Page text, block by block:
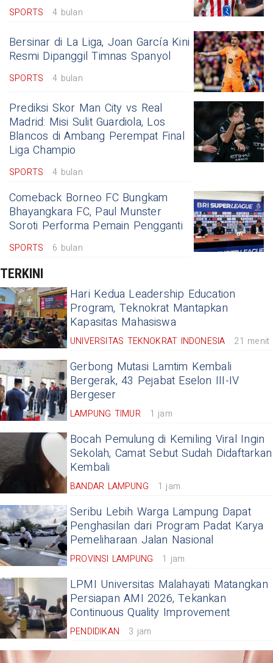
SPORTS 4 bulan
Bersinar di La Liga, Joan García Kini
Resmi Dipanggil Timnas Spanyol
SPORTS 4 bulan
Prediksi Skor Man City vs Real
Madrid: Misi Sulit Guardiola, Los
Blancos di Ambang Perempat Final
Liga Champio
SPORTS 4 bulan
Comeback Borneo FC Bungkam
Bhayangkara FC, Paul Munster
Soroti Performa Pemain Pengganti
SPORTS 6 bulan
TERKINI
Hari Kedua Leadership Education
Program, Teknokrat Mantapkan
Kapasitas Mahasiswa
UNIVERSITAS TEKNOKRAT INDONESIA 21 menit
Gerbong Mutasi Lamtim Kembali
Bergerak, 43 Pejabat Eselon III-IV
Bergeser
LAMPUNG TIMUR 1 jam
Bocah Pemulung di Kemiling Viral Ingin
Sekolah, Camat Sebut Sudah Didaftarkan
Kembali
BANDAR LAMPUNG 1 jam
Seribu Lebih Warga Lampung Dapat
Penghasilan dari Program Padat Karya
Pemeliharaan Jalan Nasional
PROVINSI LAMPUNG 1 jam
LPMI Universitas Malahayati Matangkan
Persiapan AMI 2026, Tekankan
Continuous Quality Improvement
PENDIDIKAN 3 jam